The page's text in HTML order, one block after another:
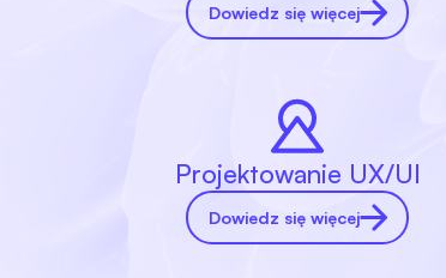
Dowiedz się więcej
Projektowanie UX/UI
Dowiedz się więcej